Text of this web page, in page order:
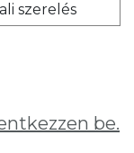
szerelés
be.